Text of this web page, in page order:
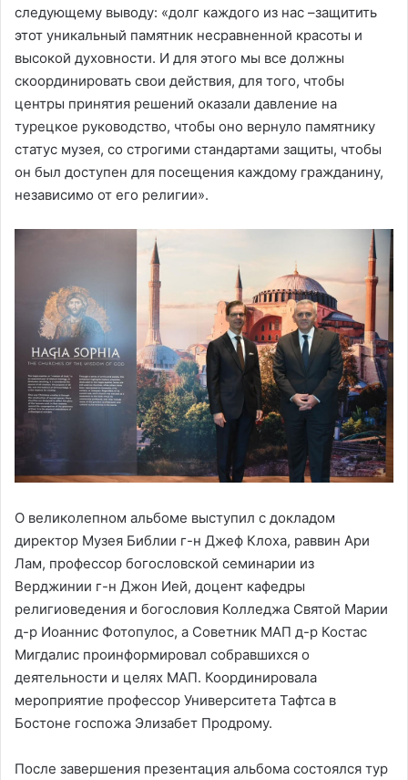
следующему выводу: «долг каждого из нас –защитить
этот уникальный памятник несравненной красоты и
высокой духовности. И для этого мы все должны
скоординировать свои действия, для того, чтобы
центры принятия решений оказали давление на
турецкое руководство, чтобы оно вернуло памятнику
статус музея, со строгими стандартами защиты, чтобы
он был доступен для посещения каждому гражданину,
независимо от его религии».
О великолепном альбоме выступил с докладом
директор Музея Библии г-н Джеф Клоха, раввин Ари
Лам, профессор богословской семинарии из
Верджинии г-н Джон Ией, доцент кафедры
религиоведения и богословия Колледжа Святой Марии
д-р Иоаннис Фотопулос, а Советник МАП д-р Костас
Мигдалис проинформировал собравшихся о
деятельности и целях МАП. Координировала
мероприятие профессор Университета Тафтса в
Бостоне госпожа Элизабет Продрому.
После завершения презентация альбома состоялся тур